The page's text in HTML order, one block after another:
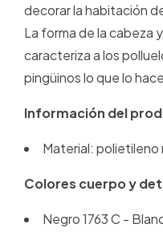
decorar la habitación
La forma de la cabeza
caracteriza a los
pingüinos lo que lo
Información del
Material:
Colores cuerpo y
Negro 1763 C -